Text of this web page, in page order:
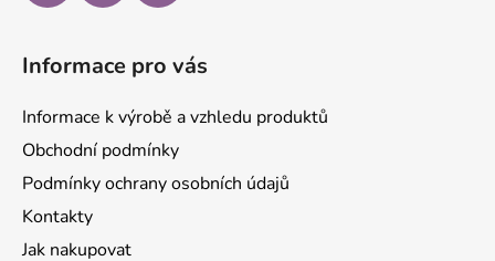
Informace pro vás
Informace k výrobě a vzhledu produktů
Obchodní podmínky
Podmínky ochrany osobních údajů
Kontakty
Jak nakupovat